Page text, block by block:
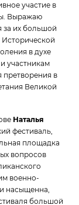
участие в
Выражаю
за их большой
в духе
участникам
претворения в
Великой
Наталья
фестиваль,
площадка
вопросов
военно-
насыщенна,
большой